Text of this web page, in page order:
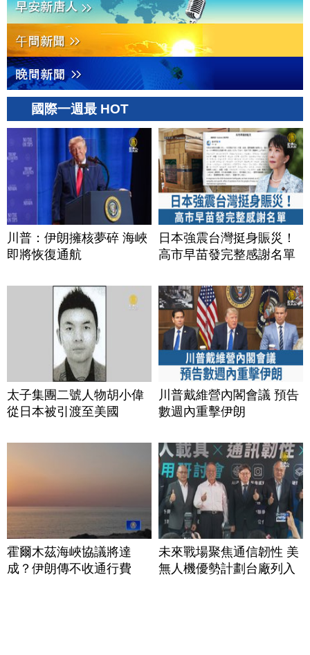
國際一週最 HOT
川普：伊朗擁核夢碎 海峽
即將恢復通航
日本強震台灣挺身賑災！
高市早苗發完整感謝名單
太子集團二號人物胡小偉
從日本被引渡至美國
川普戴維營內閣會議 預告
數週內重擊伊朗
霍爾木茲海峽協議將達
成？伊朗傳不收通行費
未來戰場聚焦通信韌性 美
無人機優勢計劃台廠列入